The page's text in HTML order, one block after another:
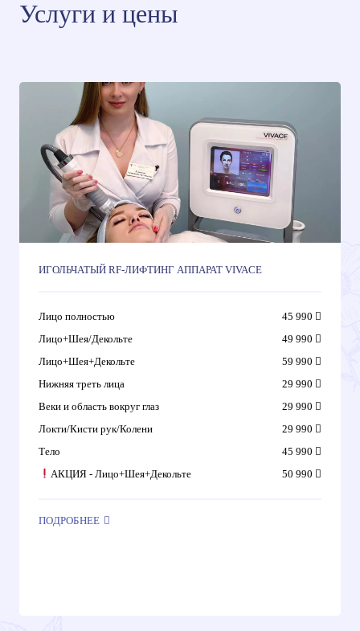
Услуги и цены
ИГОЛЬЧАТЫЙ RF-ЛИФТИНГ АППАРАТ VIVACE
Лицо полностью
45 990
Лицо+Шея/Декольте
49 990
Лицо+Шея+Декольте
59 990
Нижняя треть лица
29 990
Веки и область вокруг глаз
29 990
Локти/Кисти рук/Колени
29 990
Тело
45 990
АКЦИЯ - Лицо+Шея+Декольте
50 990
ПОДРОБНЕЕ